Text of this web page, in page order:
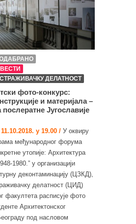
ДЕЛАТНОСТ
фото-конкурс:
и материјала –
послератне Југославије
у 19.00 / У оквиру
међународног форума
утопије: Архитектура
1980.” у организацији
деконтаминацију (ЦЗКД),
делатност (ЦИД)
факултета расписује фото
Архитектонског
под насловом